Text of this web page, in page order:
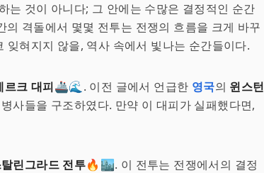
는 것이 아니다; 그 안에는 수많은 결정적인 순간
의 격돌에서 몇몇 전투는 전쟁의 흐름을 크게 바꾸
잊혀지지 않을, 역사 속에서 빛나는 순간들이다.
르크 대피🚢🌊. 이전 글에서 언급한 영국의 윈스턴
사들을 구조하였다. 만약 이 대피가 실패했다면,
린그라드 전투🔥🏙️. 이 전투는 전쟁에서의 결정